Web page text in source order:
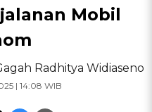
Mobil
Radhitya Widiaseno
| 14:08 WIB